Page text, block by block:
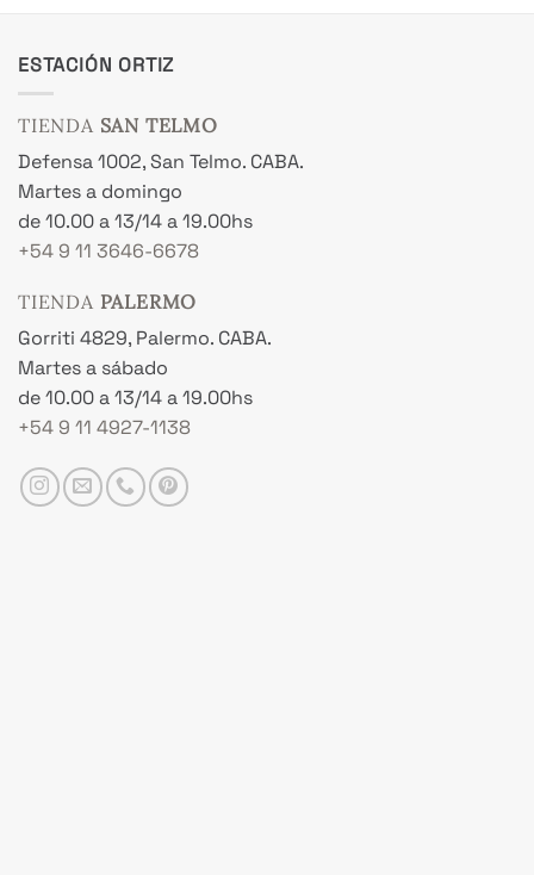
ESTACIÓN ORTIZ
TIENDA SAN TELMO
Defensa 1002, San Telmo. CABA.
Martes a domingo
de 10.00 a 13/14 a 19.00hs
+54 9 11 3646-6678
TIENDA PALERMO
Gorriti 4829, Palermo. CABA.
Martes a sábado
de 10.00 a 13/14 a 19.00hs
+54 9 11 4927-1138